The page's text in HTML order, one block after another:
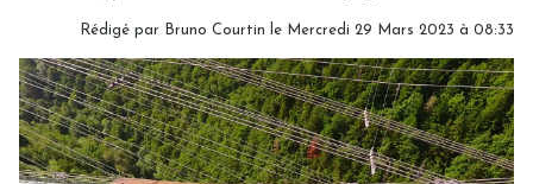
Rédigé par Bruno Courtin le Mercredi 29 Mars 2023 à 08:33